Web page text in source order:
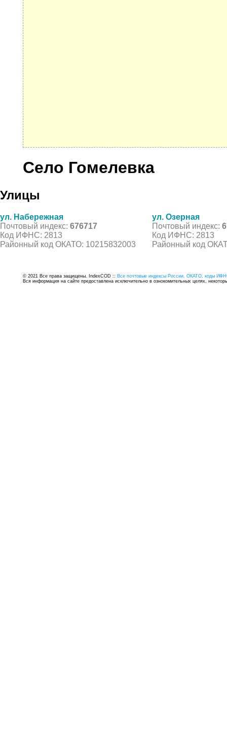
Село Гомелевка
Улицы
ул. Набережная
Почтовый индекс: 676717
Код ИФНС: 2813
Районный код ОКАТО: 10215832003
ул. Озерная
Почтовый индекс:
Код ИФНС: 2813
Районный код
© 2021 Все права защищены. IndexCOD :: Все почтовые индексы России, ОКАТО, коды
Вся информация на сайте предоставлена исключительно в ознокомительных целях,